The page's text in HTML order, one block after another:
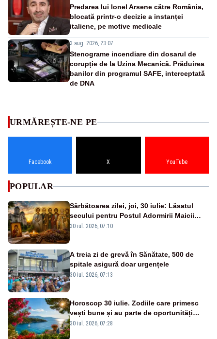
Predarea lui Ionel Arsene către România,
blocată printr-o decizie a instanței
italiene, pe motive medicale
3 aug. 2026, 23:07
Stenograme incendiare din dosarul de
corupție de la Uzina Mecanică. Prăduirea
banilor din programul SAFE, interceptată
de DNA
URMĂREȘTE-NE PE
Facebook X YouTube
POPULAR
Sărbătoarea zilei, joi, 30 iulie: Lăsatul
secului pentru Postul Adormirii Maicii
Domnului și Sfântul Valentin
30 iul. 2026, 07:10
A treia zi de grevă în Sănătate, 500 de
spitale asigură doar urgențele
30 iul. 2026, 07:13
Horoscop 30 iulie. Zodiile care primesc
vești bune și au parte de oportunități
neașteptate
30 iul. 2026, 07:28